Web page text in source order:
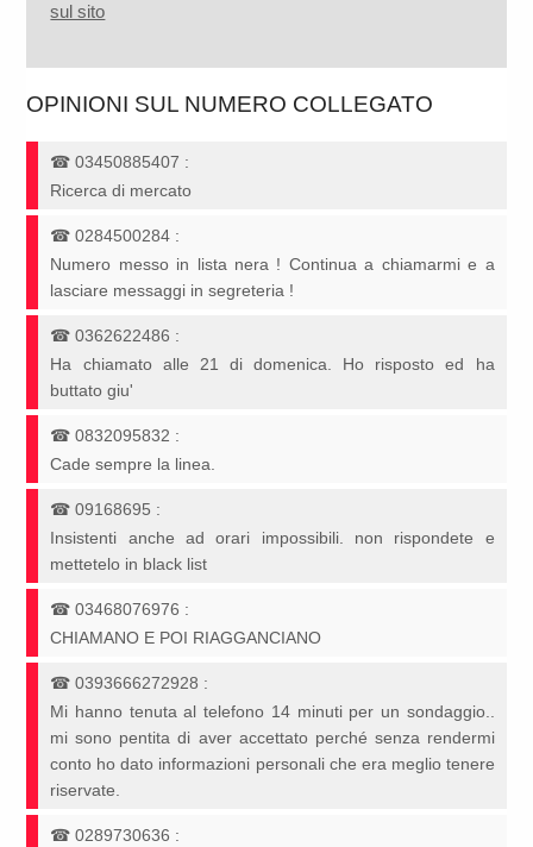
sul sito
OPINIONI SUL NUMERO COLLEGATO
☎03450885407 :
Ricerca di mercato
☎0284500284 :
Numero messo in lista nera ! Continua a chiamarmi e a
lasciare messaggi in segreteria !
☎0362622486 :
Ha chiamato alle 21 di domenica. Ho risposto ed ha
buttato giu'
☎0832095832 :
Cade sempre la linea.
☎09168695 :
Insistenti anche ad orari impossibili. non rispondete e
mettetelo in black list
☎03468076976 :
CHIAMANO E POI RIAGGANCIANO
☎0393666272928 :
Mi hanno tenuta al telefono 14 minuti per un sondaggio..
mi sono pentita di aver accettato perché senza rendermi
conto ho dato informazioni personali che era meglio tenere
riservate.
☎0289730636 :